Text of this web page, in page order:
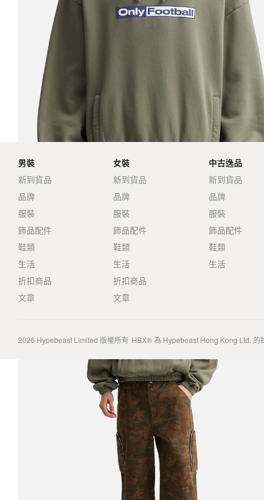
男裝
新到貨品
品牌
服裝
飾品配件
鞋類
生活
折扣商品
文章
女裝
新到貨品
品牌
服裝
飾品配件
鞋類
生活
折扣商品
文章
中古逸品
新到貨品
品牌
服裝
飾品配件
鞋類
生活
2026 Hypebeast Limited 版權所有 HBX® 為 Hypebeast Hong Kong Ltd. 的